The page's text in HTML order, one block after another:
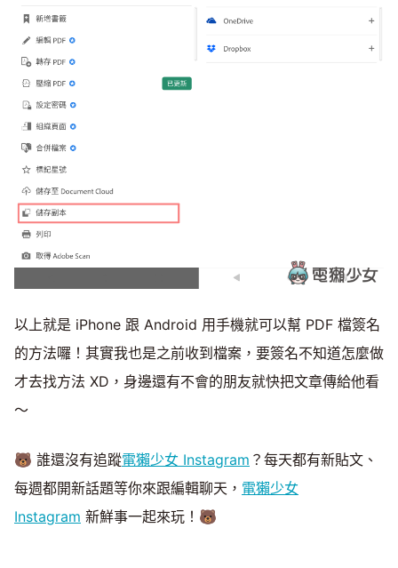
以上就是 iPhone 跟 Android 用手機就可以幫 PDF 檔簽名
的方法囉！其實我也是之前收到檔案，要簽名不知道怎麼做
才去找方法 XD，身邊還有不會的朋友就快把文章傳給他看
～
🐻 誰還沒有追蹤電獺少女 Instagram ？每天都有新貼文、
每週都開新話題等你來跟編輯聊天， 電獺少女
Instagram 新鮮事一起來玩！🐻